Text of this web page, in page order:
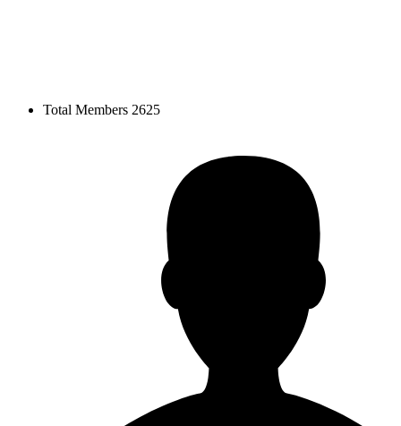
Total Members 2625